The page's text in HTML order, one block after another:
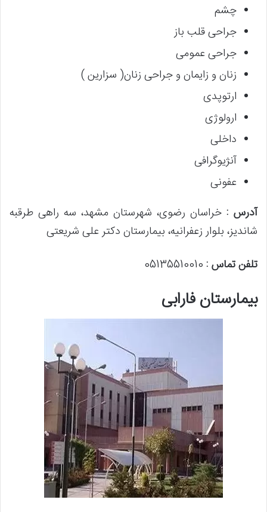
چشم
جراحی قلب باز
جراحی عمومی
زنان و زایمان و جراحی زنان( سزارین )
ارتوپدی
ارولوژی
داخلی
آنژیوگرافی
عفونی
آدرس : خراسان رضوی، شهرستان مشهد، سه راهی طرقبه
شاندیز، بلوار زعفرانیه، بیمارستان دکتر علی شریعتی
تلفن تماس :
بیمارستان فارابی